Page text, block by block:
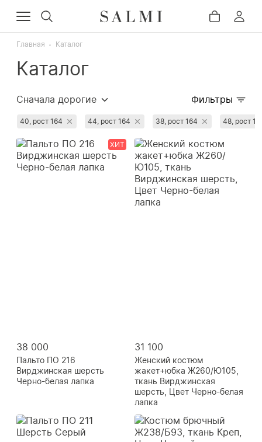
Главная Каталог
Каталог
Сначала дорогие
Сначала популярные
Недавно добавленные
Сначала со скидкой
Фильтры
40, рост 164 44, рост 164 38, рост 164 48, рост
38 000
Пальто ПО 216
Вирджинская шерсть
Черно-белая лапка
ХИТ
31 100
Женский костюм
жакет+юбка Ж260/Ю105,
ткань Вирджинская
шерсть, Цвет Черно-белая
лапка